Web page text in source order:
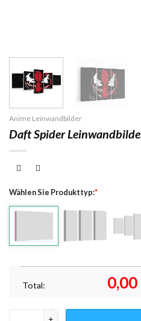
Anime Leinwandbilder
Daft Spider
Wählen Sie Produkttyp:*
Total: 0,00